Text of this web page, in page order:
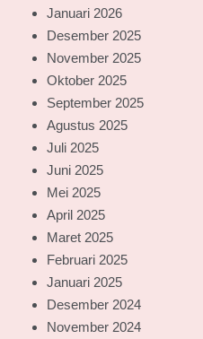
Januari 2026
Desember 2025
November 2025
Oktober 2025
September 2025
Agustus 2025
Juli 2025
Juni 2025
Mei 2025
April 2025
Maret 2025
Februari 2025
Januari 2025
Desember 2024
November 2024